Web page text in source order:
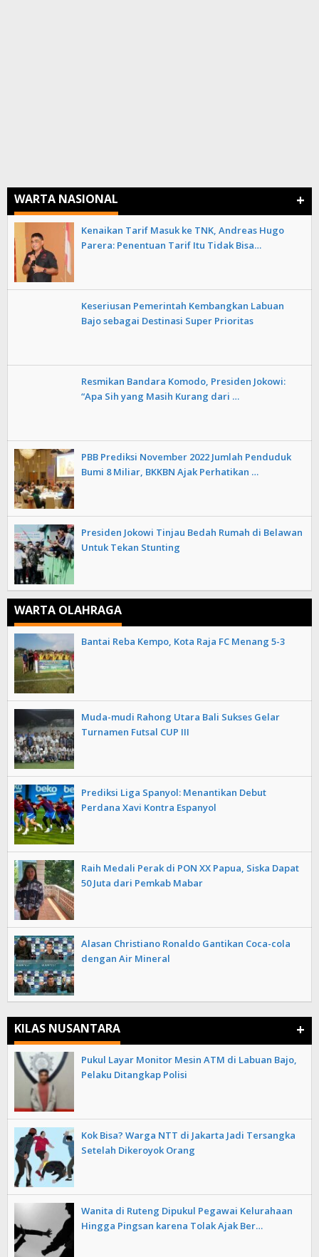
WARTA NASIONAL +
Kenaikan Tarif Masuk ke TNK, Andreas Hugo
Parera: Penentuan Tarif Itu Tidak Bisa…
Keseriusan Pemerintah Kembangkan Labuan
Bajo sebagai Destinasi Super Prioritas
Resmikan Bandara Komodo, Presiden Jokowi:
“Apa Sih yang Masih Kurang dari …
PBB Prediksi November 2022 Jumlah Penduduk
Bumi 8 Miliar, BKKBN Ajak Perhatikan …
Presiden Jokowi Tinjau Bedah Rumah di Belawan
Untuk Tekan Stunting
WARTA OLAHRAGA
Bantai Reba Kempo, Kota Raja FC Menang 5-3
Muda-mudi Rahong Utara Bali Sukses Gelar
Turnamen Futsal CUP III
Prediksi Liga Spanyol: Menantikan Debut
Perdana Xavi Kontra Espanyol
Raih Medali Perak di PON XX Papua, Siska Dapat
50 Juta dari Pemkab Mabar
Alasan Christiano Ronaldo Gantikan Coca-cola
dengan Air Mineral
KILAS NUSANTARA +
Pukul Layar Monitor Mesin ATM di Labuan Bajo,
Pelaku Ditangkap Polisi
Kok Bisa? Warga NTT di Jakarta Jadi Tersangka
Setelah Dikeroyok Orang
Wanita di Ruteng Dipukul Pegawai Kelurahaan
Hingga Pingsan karena Tolak Ajak Ber…